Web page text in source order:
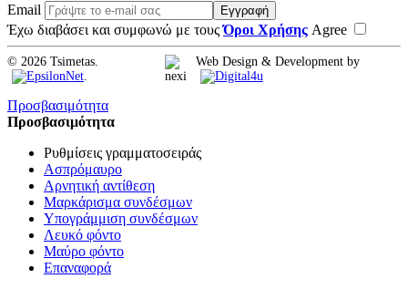
Email Εγγραφή
Έχω διαβάσει και συμφωνώ με τουςΌροι Χρήσης Agree
© 2026 Tsimetas.
Web Design & Development by
Προσβασιμότητα
Προσβασιμότητα
Ρυθμίσεις γραμματοσειράς
Ασπρόμαυρο
Αρνητική αντίθεση
Μαρκάρισμα συνδέσμων
Υπογράμμιση συνδέσμων
Λευκό φόντο
Μαύρο φόντο
Επαναφορά